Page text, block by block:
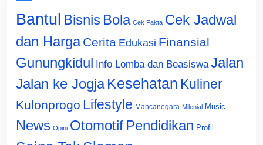
Bantul Bisnis Bola Cek Fakta Cek Jadwal
dan Harga Cerita Edukasi Finansial
Gunungkidul Info Lomba dan Beasiswa Jalan
Jalan ke Jogja Kesehatan Kuliner
Kulonprogo Lifestyle Mancanegara Milenial Music
News Opini Otomotif Pendidikan Profil